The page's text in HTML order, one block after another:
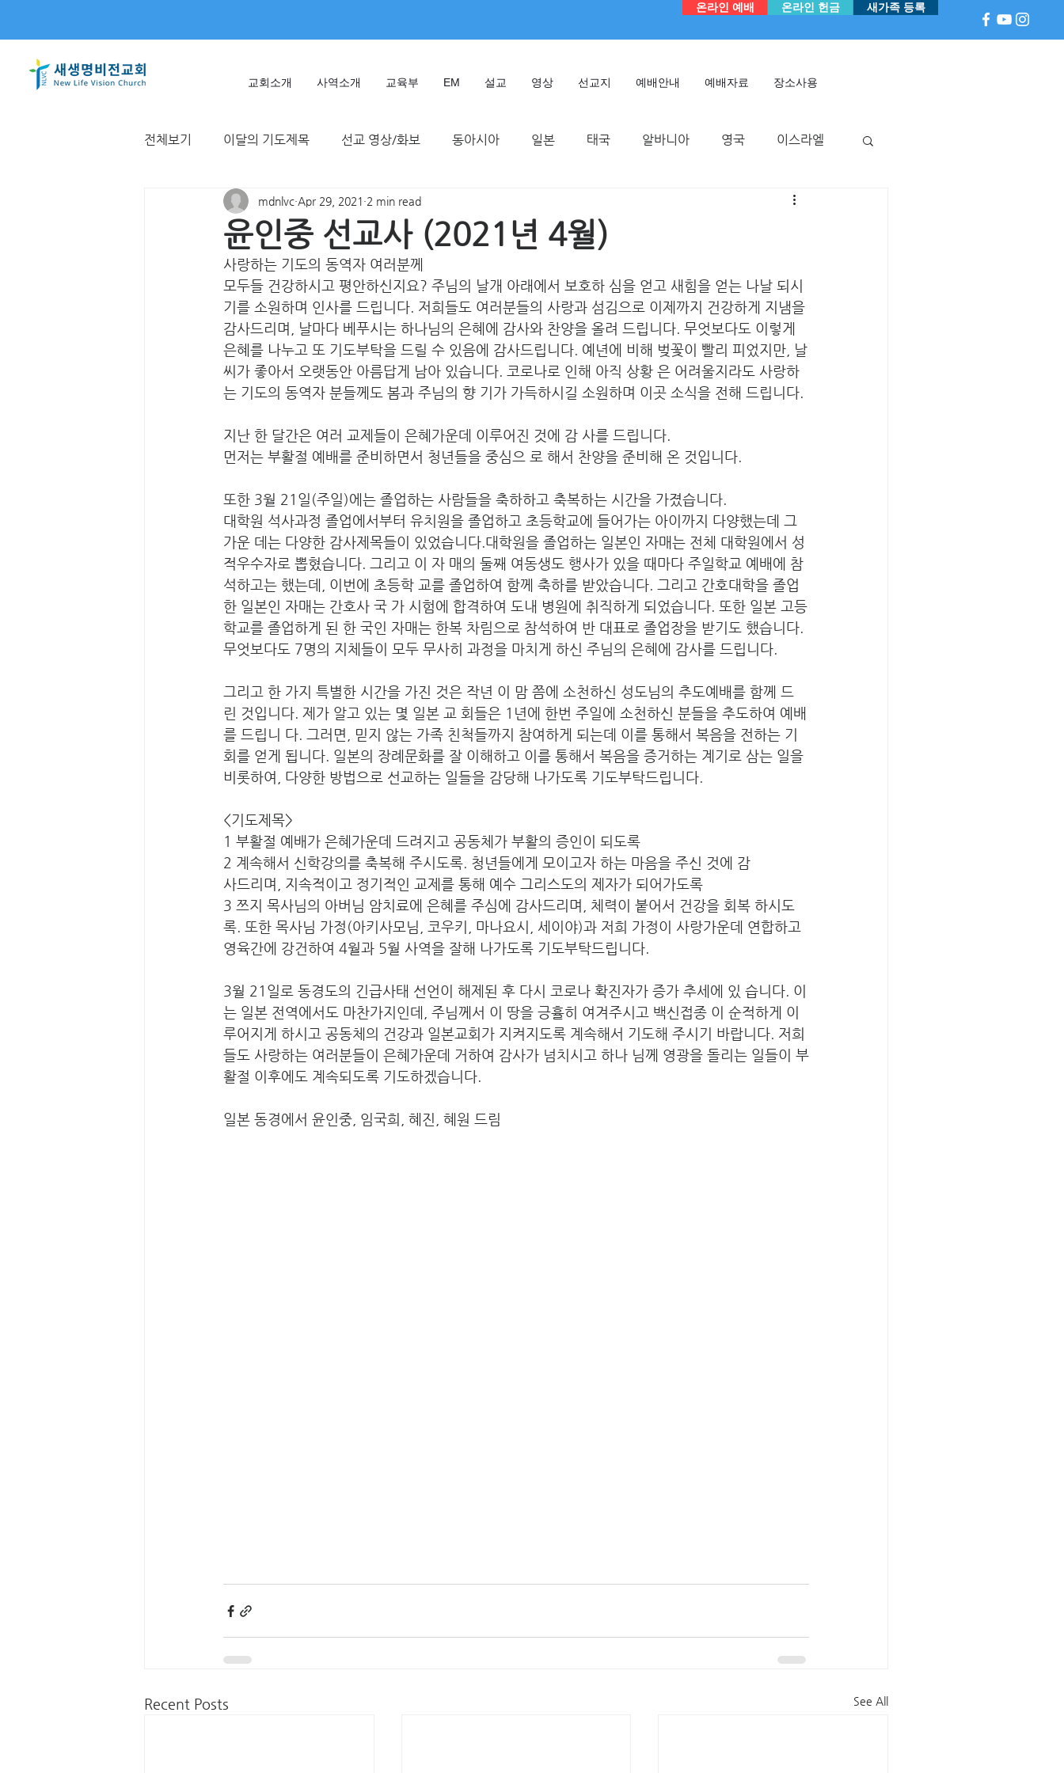
교회소개 사역소개 교육부 EM 설교 영상 선교지 예배안내 예배자료 장소사용
온라인 헌금 새가족 등록
온라인 예배
전체보기 이달의 기도제목 선교 영상/화보 동아시아 일본 태국 알바니아 영국 이스라엘
불가리아 | 터키 독일 대만
EWC 대한민국 TMTC
윤인중 선교사 (2021년 4월)
mdnlvc Apr 29, 2021 2 min read
사랑하는 기도의 동역자 여러분께
모두들 건강하시고 평안하신지요? 주님의 날개 아래에서 보호하 심을 얻고 새힘을 얻는 나날 되시
기를 소원하며 인사를 드립니다. 저희들도 여러분들의 사랑과 섬김으로 이제까지 건강하게 지냄을
감사드리며, 날마다 베푸시는 하나님의 은혜에 감사와 찬양을 올려 드립니다. 무엇보다도 이렇게
은혜를 나누고 또 기도부탁을 드릴 수 있음에 감사드립니다. 예년에 비해 벚꽃이 빨리 피었지만, 날
씨가 좋아서 오랫동안 아름답게 남아 있습니다. 코로나로 인해 아직 상황 은 어려울지라도 사랑하
는 기도의 동역자 분들께도 봄과 주님의 향 기가 가득하시길 소원하며 이곳 소식을 전해 드립니다.
지난 한 달간은 여러 교제들이 은혜가운데 이루어진 것에 감 사를 드립니다.
먼저는 부활절 예배를 준비하면서 청년들을 중심으 로 해서 찬양을 준비해 온 것입니다.
또한 3월 21일(주일)에는 졸업하는 사람들을 축하하고 축복하는 시간을 가졌습니다.
대학원 석사과정 졸업에서부터 유치원을 졸업하고 초등학교에 들어가는 아이까지 다양했는데 그
가운 데는 다양한 감사제목들이 있었습니다.대학원을 졸업하는 일본인 자매는 전체 대학원에서 성
적우수자로 뽑혔습니다. 그리고 이 자 매의 둘째 여동생도 행사가 있을 때마다 주일학교 예배에 참
석하고는 했는데, 이번에 초등학 교를 졸업하여 함께 축하를 받았습니다. 그리고 간호대학을 졸업
한 일본인 자매는 간호사 국 가 시험에 합격하여 도내 병원에 취직하게 되었습니다. 또한 일본 고등
학교를 졸업하게 된 한 국인 자매는 한복 차림으로 참석하여 반 대표로 졸업장을 받기도 했습니다.
무엇보다도 7명의 지체들이 모두 무사히 과정을 마치게 하신 주님의 은혜에 감사를 드립니다.
그리고 한 가지 특별한 시간을 가진 것은 작년 이 맘 쯤에 소천하신 성도님의 추도예배를 함께 드
린 것입니다. 제가 알고 있는 몇 일본 교 회들은 1년에 한번 주일에 소천하신 분들을 추도하여 예배
를 드립니 다. 그러면, 믿지 않는 가족 친척들까지 참여하게 되는데 이를 통해서 복음을 전하는 기
회를 얻게 됩니다. 일본의 장례문화를 잘 이해하고 이를 통해서 복음을 증거하는 계기로 삼는 일을
비롯하여, 다양한 방법으로 선교하는 일들을 감당해 나가도록 기도부탁드립니다.
<기도제목>
1 부활절 예배가 은혜가운데 드려지고 공동체가 부활의 증인이 되도록
2 계속해서 신학강의를 축복해 주시도록. 청년들에게 모이고자 하는 마음을 주신 것에 감
사드리며, 지속적이고 정기적인 교제를 통해 예수 그리스도의 제자가 되어가도록
3 쯔지 목사님의 아버님 암치료에 은혜를 주심에 감사드리며, 체력이 붙어서 건강을 회복 하시도
록. 또한 목사님 가정(아키사모님, 코우키, 마나요시, 세이야)과 저희 가정이 사랑가운데 연합하고
영육간에 강건하여 4월과 5월 사역을 잘해 나가도록 기도부탁드립니다.
3월 21일로 동경도의 긴급사태 선언이 해제된 후 다시 코로나 확진자가 증가 추세에 있 습니다. 이
는 일본 전역에서도 마찬가지인데, 주님께서 이 땅을 긍휼히 여겨주시고 백신접종 이 순적하게 이
루어지게 하시고 공동체의 건강과 일본교회가 지켜지도록 계속해서 기도해 주시기 바랍니다. 저희
들도 사랑하는 여러분들이 은혜가운데 거하여 감사가 넘치시고 하나 님께 영광을 돌리는 일들이 부
활절 이후에도 계속되도록 기도하겠습니다.
일본 동경에서 윤인중, 임국희, 혜진, 혜원 드림
Recent Posts See All